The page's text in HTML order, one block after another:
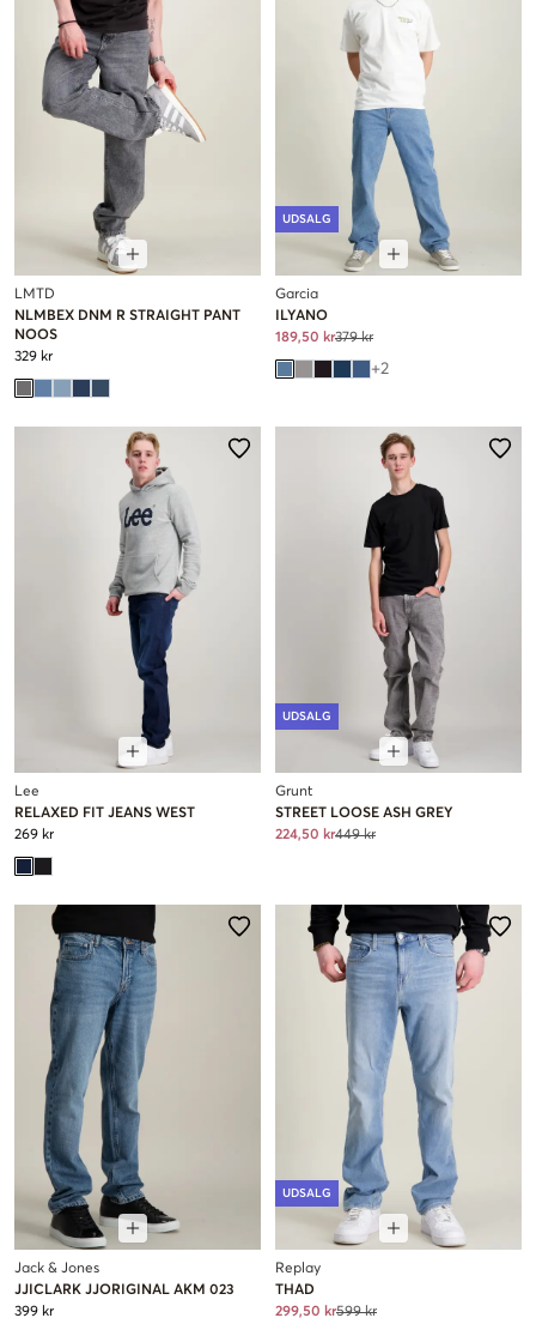
LMTD
NLMBEX DNM R STRAIGHT PANT
NOOS
329 kr
UDSALG
Garcia
ILYANO
189,50 kr379 kr
+2
Lee
RELAXED FIT JEANS WEST
269 kr
UDSALG
Grunt
STREET LOOSE ASH GREY
224,50 kr449 kr
Jack & Jones
JJICLARK JJORIGINAL AKM 023
399 kr
UDSALG
Replay
THAD
299,50 kr599 kr